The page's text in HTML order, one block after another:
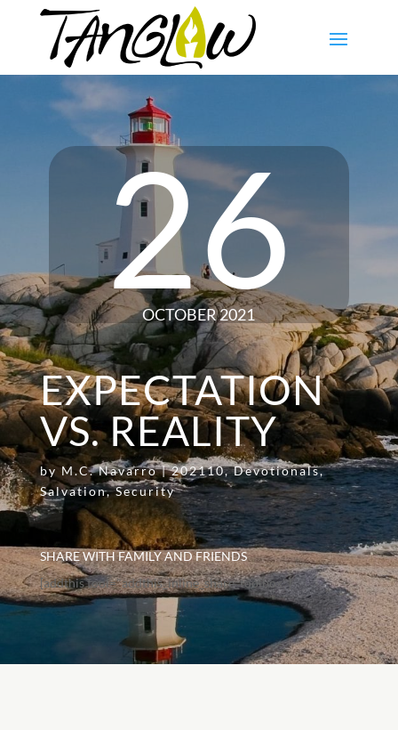
26
OCTOBER 2021
EXPECTATION
VS. REALITY
byM.C. Navarro|202110,Devotionals,
Salvation,Security
SHARE WITH FAMILY AND FRIENDS
[addthis tool="addthis_inline_share_toolbox"]